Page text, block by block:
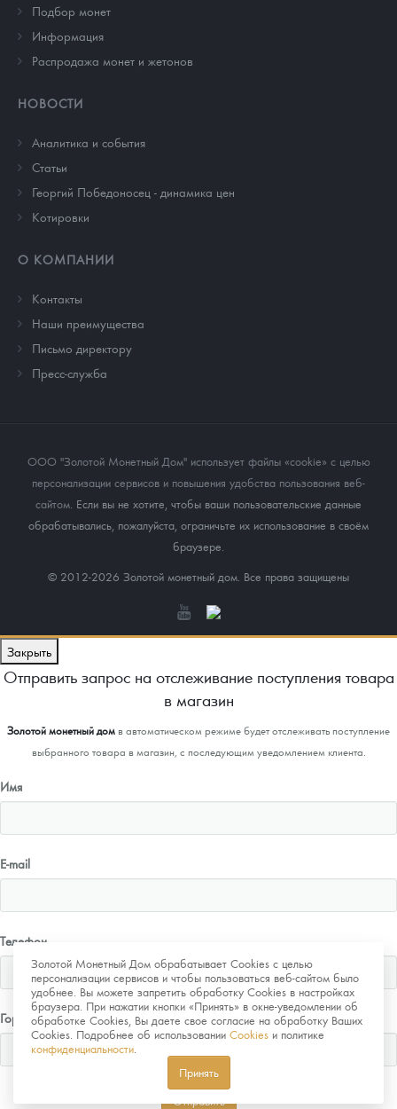
Подбор монет
Информация
Распродажа монет и жетонов
НОВОСТИ
Аналитика и события
Cтатьи
Георгий Победоносец - динамика цен
Котировки
О КОМПАНИИ
Контакты
Наши преимущества
Письмо директору
Пресс-служба
ООО "Золотой Монетный Дом" использует файлы «cookie» с целью
персонализации сервисов и повышения удобства пользования веб-
сайтом. Если вы не хотите, чтобы ваши пользовательские данные
обрабатывались, пожалуйста, ограничьте их использование в своём
браузере.
© 2012-2026 Золотой монетный дом. Все права защищены
Золотой Монетный Дом обрабатывает Cookies с целью
персонализации сервисов и чтобы пользоваться веб-сайтом было
удобнее. Вы можете запретить обработку Cookies в настройках
браузера. При нажатии кнопки «Принять» в окне-уведомлении об
обработке Cookies, Вы даете свое согласие на обработку Ваших
Cookies. Подробнее об использовании Cookies и политике
конфиденциальности
Принять
Закрыть
Отправить запрос на отслеживание поступления товара
в магазин
Золотой монетный домв автоматическом режиме будет отслеживать поступление
выбранного товара в магазин, с последующим уведомлением клиента.
Имя
E-mail
Телефон
Город
Отправить